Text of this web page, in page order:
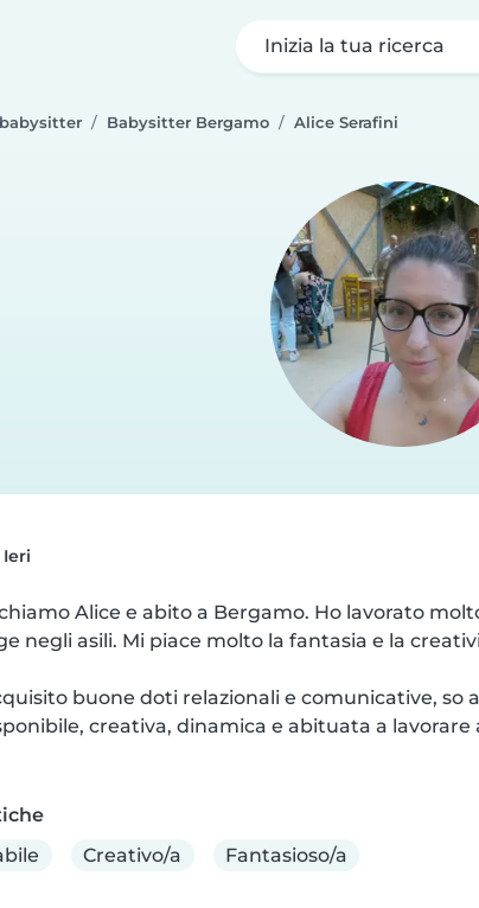
Inizia la tua ricerca
Babysitter Bergamo Alice Serafini
Ieri
Alice e abito a Bergamo. Ho lavorato
negli asili. Mi piace molto la fantasia e la
buone doti relazionali e comunicative,
creativa, dinamica e abituata a lavorare
Creativo/a Fantasioso/a